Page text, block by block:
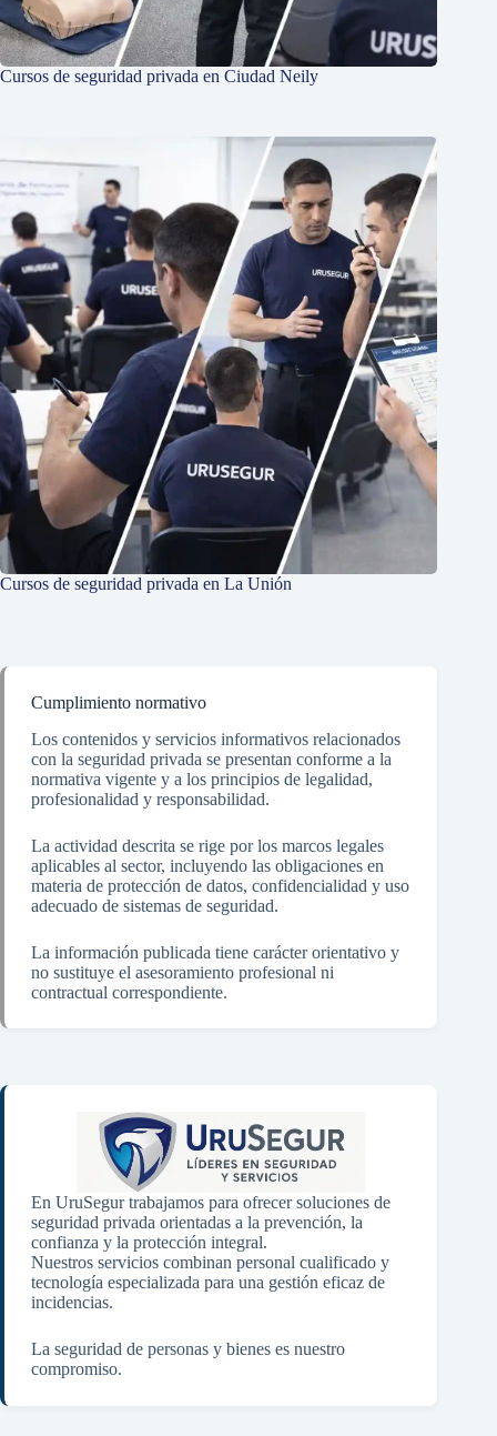
Cursos de seguridad privada en Ciudad Neily
Cursos de seguridad privada en La Unión
Cumplimiento normativo
Los contenidos y servicios informativos relacionados
con la seguridad privada se presentan conforme a la
normativa vigente y a los principios de legalidad,
profesionalidad y responsabilidad.
La actividad descrita se rige por los marcos legales
aplicables al sector, incluyendo las obligaciones en
materia de protección de datos, confidencialidad y uso
adecuado de sistemas de seguridad.
La información publicada tiene carácter orientativo y
no sustituye el asesoramiento profesional ni
contractual correspondiente.
En UruSegur trabajamos para ofrecer soluciones de
seguridad privada orientadas a la prevención, la
confianza y la protección integral.
Nuestros servicios combinan personal cualificado y
tecnología especializada para una gestión eficaz de
incidencias.
La seguridad de personas y bienes es nuestro
compromiso.